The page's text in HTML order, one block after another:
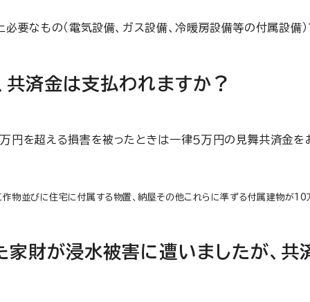
要なもの（電気設備、ガス設備、冷暖房設備等の付属設備
共済金は支払われますか？
円を超える損害を被ったときは一律５万円の見舞共済金を
作物並びに住宅に付属する物置、納屋その他これらに準ずる付属建物が
家財が浸水被害に遭いましたが、共